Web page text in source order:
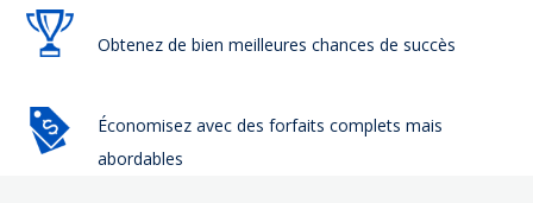
Obtenez de bien meilleures chances de succès
Économisez avec des forfaits complets mais
abordables